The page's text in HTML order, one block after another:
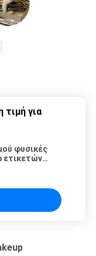
για
φυσικές
ετικετών